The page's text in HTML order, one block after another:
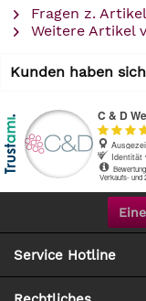
Fragen z.
Weitere Artikel
Kunden haben
Service Hotline